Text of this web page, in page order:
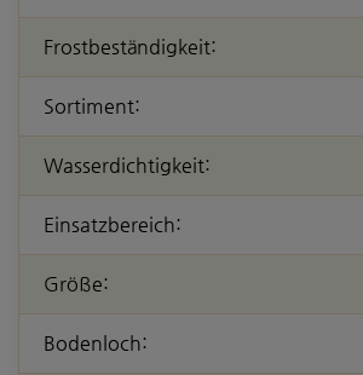
Frostbeständigkeit:
Sortiment:
Wasserdichtigkeit:
Einsatzbereich:
Größe:
Bodenloch: